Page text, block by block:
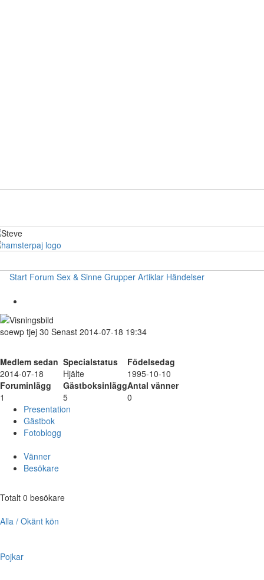
Start Forum Sex & Sinne Grupper Artiklar Händelser
soewp tjej 30 Senast 2014-07-18 19:34
Medlem sedan Specialstatus
Födelsedag
2014-07-18
Hjälte
1995-10-10
Foruminlägg
GästboksinläggAntal vänner
1
5
0
Presentation
Gästbok
Fotoblogg
Vänner
Besökare
Totalt 0 besökare
Alla / Okänt kön
Pojkar